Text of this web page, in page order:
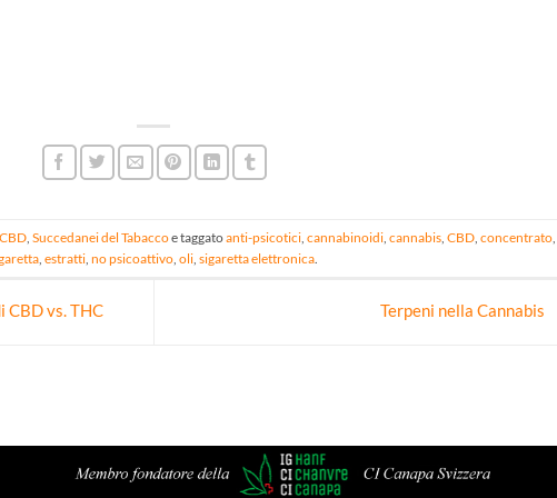
, Succedanei del Tabaccoe taggatoanti-psicotici, cannabinoidi, cannabis, CBD, concentrato,
,estratti,no psicoattivo,oli,sigaretta elettronica.
CBD vs. THC Terpeni nella Cannabis